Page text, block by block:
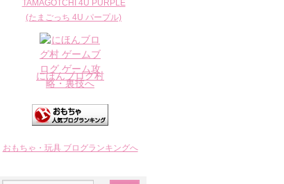
TAMAGOTCHI 4U PURPLE
(たまごっち 4U パープル)
にほんブログ村
おもちゃ・玩具 ブログランキングへ